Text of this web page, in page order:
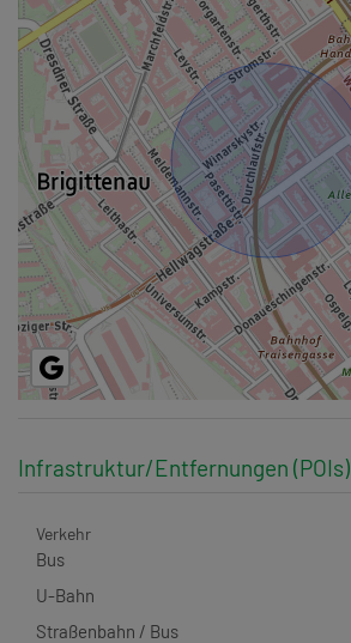
Infrastruktur/Entfernungen (POIs)
Verkehr
Bus
U-Bahn
Straßenbahn / Bus